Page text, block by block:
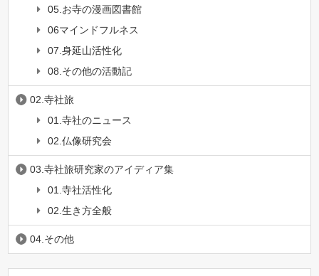
05.お寺の漫画図書館
06マインドフルネス
07.身延山活性化
08.その他の活動記
02.寺社旅
01.寺社のニュース
02.仏像研究会
03.寺社旅研究家のアイディア集
01.寺社活性化
02.生き方全般
04.その他